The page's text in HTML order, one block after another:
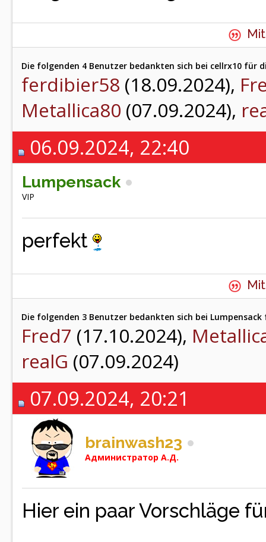
Die folgenden 4 Benutzer bedankten sich bei cellrx10 für
ferdibier58 (18.09.2024),
Metallica80 (07.09.2024),
06.09.2024, 22:40
Lumpensack
VIP
perfekt
Die folgenden 3 Benutzer bedankten sich bei Lumpensack
Fred7 (17.10.2024),
realG (07.09.2024)
07.09.2024, 20:21
brainwash23
Администратор A.Д.
Hier ein paar Vorschläge